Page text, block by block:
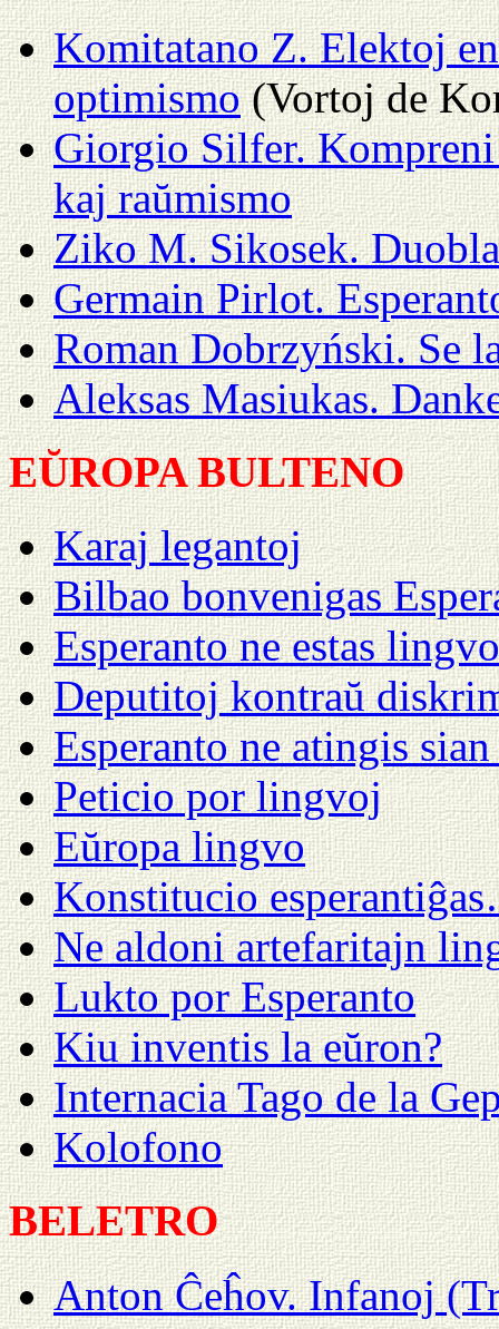
Komitatano Z. Elektoj
optimismo(Vortoj de
Giorgio Silfer.
kaj raŭmismo
Ziko M. Sikosek.
Germain Pirlot.
Roman Dobrzyński. Se
Aleksas Masiukas.
EŬROPA BULTENO
Karaj legantoj
Bilbao bonvenigas
Esperanto ne estas lingvo
Deputitoj kontraŭ
Esperanto ne atingis
Peticio por lingvoj
Eŭropa lingvo
Konstitucio
Ne aldoni artefaritajn
Lukto por Esperanto
Kiu inventis la eŭron?
Internacia Tago de la
Kolofono
BELETRO
Anton Ĉeĥov. Infanoj